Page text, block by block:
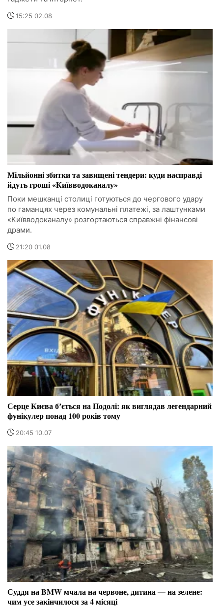
15:25 02.08
Мільйонні збитки та завищені тендери: куди насправді
йдуть гроші «Київводоканалу»
Поки мешканці столиці готуються до чергового удару
по гаманцях через комунальні платежі, за лаштунками
«Київводоканалу» розгортаються справжні фінансові
драми.
21:20 01.08
Серце Києва бʼється на Подолі: як виглядав легендарний
фунікулер понад 100 років тому
20:45 10.07
Суддя на BMW мчала на червоне, дитина — на зелене:
чим усе закінчилося за 4 місяці